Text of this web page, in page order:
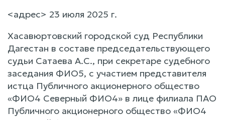
<адрес> 23 июля 2025 г.
Хасавюртовский городской суд Республики
Дагестан в составе председательствующего
судьи Сатаева А.С., при секретаре судебного
заседания ФИО5, с участием представителя
истца Публичного акционерного общество
«ФИО4 Северный ФИО4» в лице филиала ПАО
Публичного акционерного общество «ФИО4